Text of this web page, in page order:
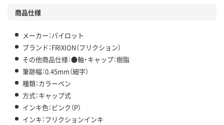
商品仕様
メーカー：パイロット
ブランド：FRIXION（フリクション）
その他商品仕様：●軸・キャップ：樹脂
筆跡幅：0.45mm（細字）
種類：カラーペン
方式：キャップ式
インキ色：ピンク（P）
インキ：フリクションインキ